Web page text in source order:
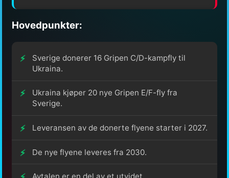
Hovedpunkter:
Sverige donerer 16 Gripen C/D-kampfly til
Ukraina.
Ukraina kjøper 20 nye Gripen E/F-fly fra
Sverige.
Leveransen av de donerte flyene starter i 2027.
De nye flyene leveres fra 2030.